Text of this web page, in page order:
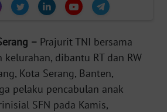
– Prajurit TNI bersama
dibantu RT dan RW
Kota Serang, Banten,
pelaku pencabulan anak
SFN pada Kamis,